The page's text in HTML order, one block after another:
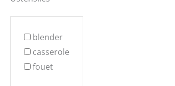
blender
casserole
fouet